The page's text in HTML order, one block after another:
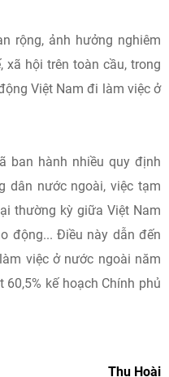
rộng, ảnh hưởng nghiêm
hội trên toàn cầu, trong
Việt Nam đi làm việc ở
ban hành nhiều quy định
dân nước ngoài, việc tạm
thường kỳ giữa Việt Nam
động... Điều này dẫn đến
việc ở nước ngoài năm
kế hoạch Chính phủ
Thu Hoài